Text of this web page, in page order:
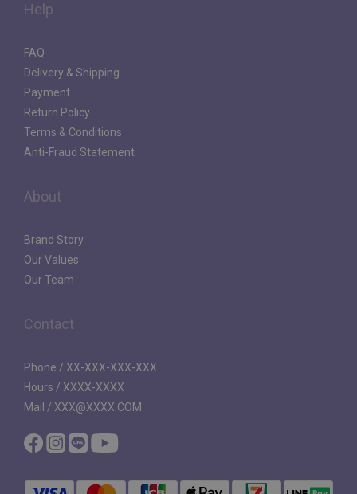
Help
FAQ
Delivery & Shipping
Payment
Return Policy
Terms & Conditions
Anti-Fraud Statement
About
Brand Story
Our Values
Our Team
Contact
Phone / XX-XXX-XXX-XXX
Hours / XXXX-XXXX
Mail / XXX@XXXX.COM